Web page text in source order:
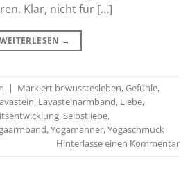
Klar, nicht für […]
WEITERLESEN →
| Markiert bewusstesleben,Gefühle,
, Lavasteinarmband, Liebe,
,Selbstliebe,
,Yogamänner,Yogaschmuck
Hinterlasse einen Kommentar